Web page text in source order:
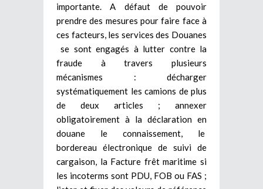
importante. A défaut de pouvoir
prendre des mesures pour faire face à
ces facteurs, les services des Douanes
se sont engagés à lutter contre la
fraude à travers plusieurs
mécanismes : décharger
systématiquement les camions de plus
de deux articles ; annexer
obligatoirement à la déclaration en
douane le connaissement, le
bordereau électronique de suivi de
cargaison, la Facture frêt maritime si
les incoterms sont PDU, FOB ou FAS ;